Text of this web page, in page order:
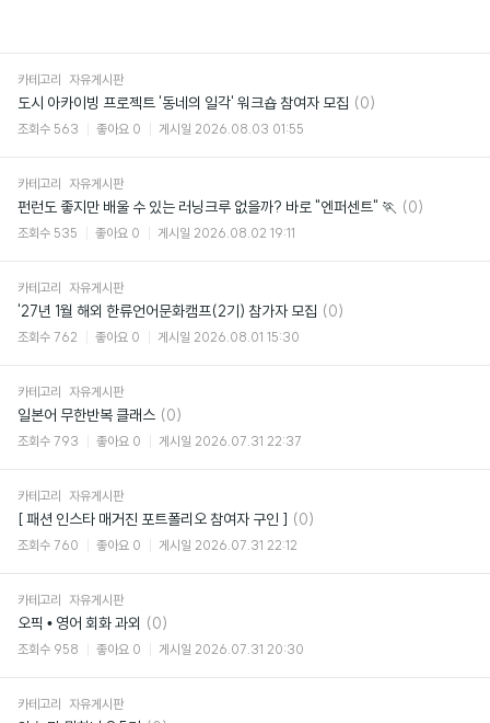
카테고리 자유게시판
도시 아카이빙 프로젝트 '동네의 일각' 워크숍 참여자 모집 댓
(0)
조회수 563 좋아요 0 게시일 2026.08.03 01:55
카테고리 자유게시판
펀런도 좋지만 배울 수 있는 러닝크루 없을까? 바로 "엔퍼센트" 🏃 댓
(0)
조회수 535 좋아요 0 게시일 2026.08.02 19:11
카테고리 자유게시판
'27년 1월 해외 한류언어문화캠프(2기) 참가자 모집 댓
(0)
조회수 762 좋아요 0 게시일 2026.08.01 15:30
카테고리 자유게시판
일본어 무한반복 클래스 댓
글
(0)
조회수 793 좋아요 0 게시일 2026.07.31 22:37
카테고리 자유게시판
[ 패션 인스타 매거진 포트폴리오 참여자 구인 ] 댓
글
(0)
조회수 760 좋아요 0 게시일 2026.07.31 22:12
카테고리 자유게시판
오픽 • 영어 회화 과외 댓
(0)
조회수 958 좋아요 0 게시일 2026.07.31 20:30
카테고리 자유게시판